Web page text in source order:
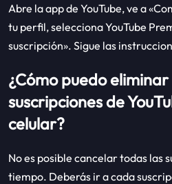
Abre la app de YouTube, ve a
tu perfil, selecciona YouTube
suscripción». Sigue las
¿Cómo puedo
suscripciones de
celular?
No es posible cancelar todas las
tiempo. Deberás ir a cada